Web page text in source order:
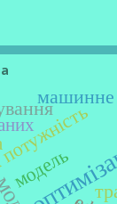
машинне
модель